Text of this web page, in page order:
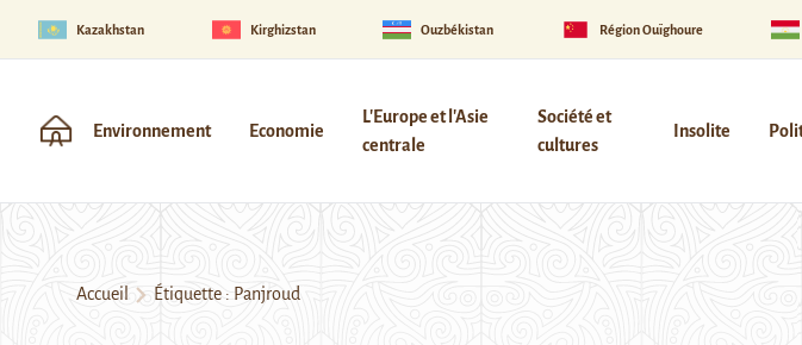
Kazakhstan Kirghizstan Ouzbékistan Région Ouïghoure
Environnement Economie
L'Europe et l'Asie
centrale
Société et
cultures
Insolite
Accueil Étiquette : Panjroud